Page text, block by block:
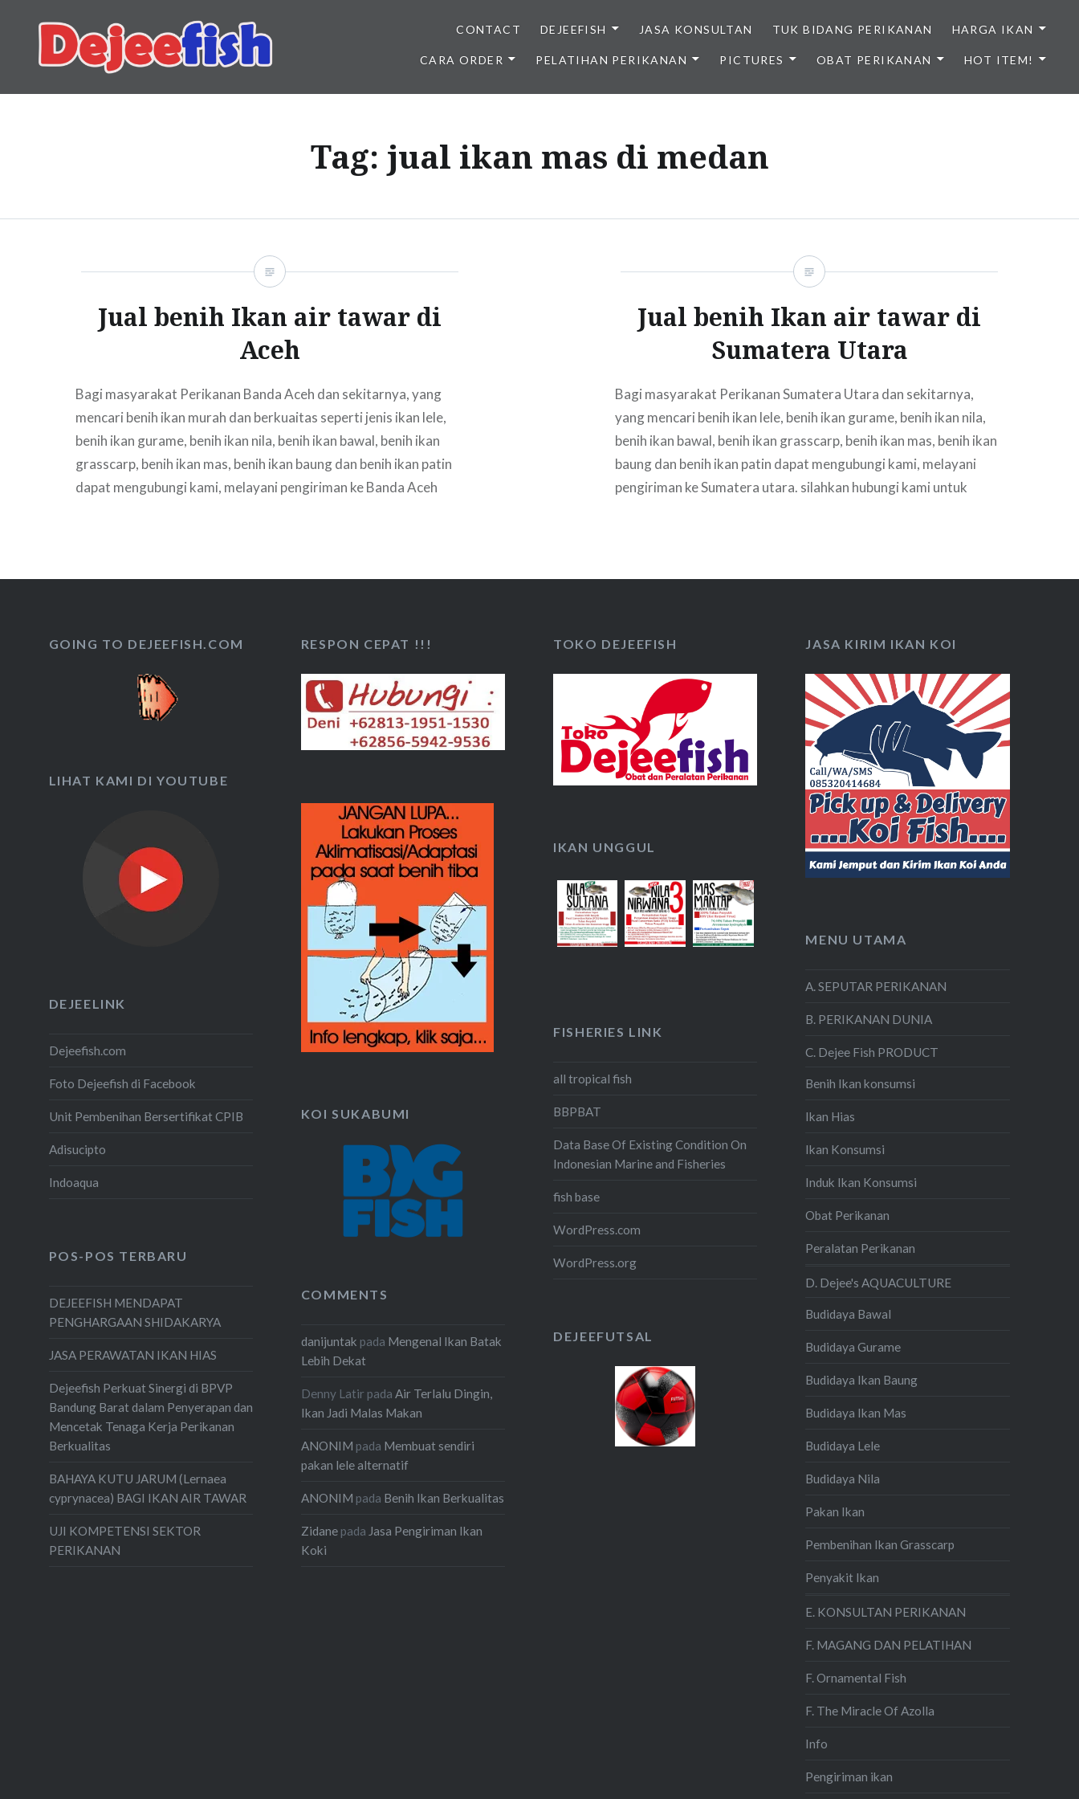
content
DEJEEFISH | PRODUSEN BENIH IKAN BERKUALITAS INDONESIA
CONTACT DEJEEFISH JASA KONSULTAN TUK BIDANG PERIKANAN HARGA IKAN
CARA ORDER PELATIHAN PERIKANAN PICTURES OBAT PERIKANAN HOT ITEM!
Tag: jual ikan mas di medan
Jual benih Ikan air tawar di
Aceh
Bagi masyarakat Perikanan Banda Aceh dan sekitarnya, yang
mencari benih ikan murah dan berkuaitas seperti jenis ikan lele,
benih ikan gurame, benih ikan nila, benih ikan bawal, benih ikan
grasscarp, benih ikan mas, benih ikan baung dan benih ikan patin
dapat mengubungi kami, melayani pengiriman ke Banda Aceh
Jual benih Ikan air tawar di
Sumatera Utara
Bagi masyarakat Perikanan Sumatera Utara dan sekitarnya,
yang mencari benih ikan lele, benih ikan gurame, benih ikan nila,
benih ikan bawal, benih ikan grasscarp, benih ikan mas, benih ikan
baung dan benih ikan patin dapat mengubungi kami, melayani
pengiriman ke Sumatera utara. silahkan hubungi kami untuk
GOING TO DEJEEFISH.COM RESPON CEPAT !!! TOKO DEJEEFISH JASA KIRIM IKAN KOI
LIHAT KAMI DI YOUTUBE
IKAN UNGGUL
MENU UTAMA
A. SEPUTAR PERIKANAN
B. PERIKANAN DUNIA
C. Dejee Fish PRODUCT
Benih Ikan konsumsi
Ikan Hias
Ikan Konsumsi
Induk Ikan Konsumsi
Obat Perikanan
Peralatan Perikanan
D. Dejee's AQUACULTURE
Budidaya Bawal
Budidaya Gurame
Budidaya Ikan Baung
Budidaya Ikan Mas
Budidaya Lele
Budidaya Nila
Pakan Ikan
Pembenihan Ikan Grasscarp
Penyakit Ikan
E. KONSULTAN PERIKANAN
F. MAGANG DAN PELATIHAN
F. Ornamental Fish
F. The Miracle Of Azolla
Info
Pengiriman ikan
DEJEELINK
Dejeefish.com
Foto Dejeefish di Facebook
Unit Pembenihan Bersertifikat CPIB
Adisucipto
Indoaqua
FISHERIES LINK
all tropical fish
BBPBAT
Data Base Of Existing Condition On
Indonesian Marine and Fisheries
fish base
WordPress.com
WordPress.org
KOI SUKABUMI
POS-POS TERBARU
DEJEEFISH MENDAPAT
PENGHARGAAN SHIDAKARYA
JASA PERAWATAN IKAN HIAS
Dejeefish Perkuat Sinergi di BPVP
Bandung Barat dalam Penyerapan dan
Mencetak Tenaga Kerja Perikanan
Berkualitas
BAHAYA KUTU JARUM (Lernaea
cyprynacea) BAGI IKAN AIR TAWAR
UJI KOMPETENSI SEKTOR
PERIKANAN
COMMENTS
danijuntak pada Mengenal Ikan Batak
Lebih Dekat
Denny Latir pada Air Terlalu Dingin,
Ikan Jadi Malas Makan
ANONIM pada Membuat sendiri
pakan lele alternatif
ANONIM pada Benih Ikan Berkualitas
Zidanepada Jasa Pengiriman Ikan
Koki
DEJEEFUTSAL